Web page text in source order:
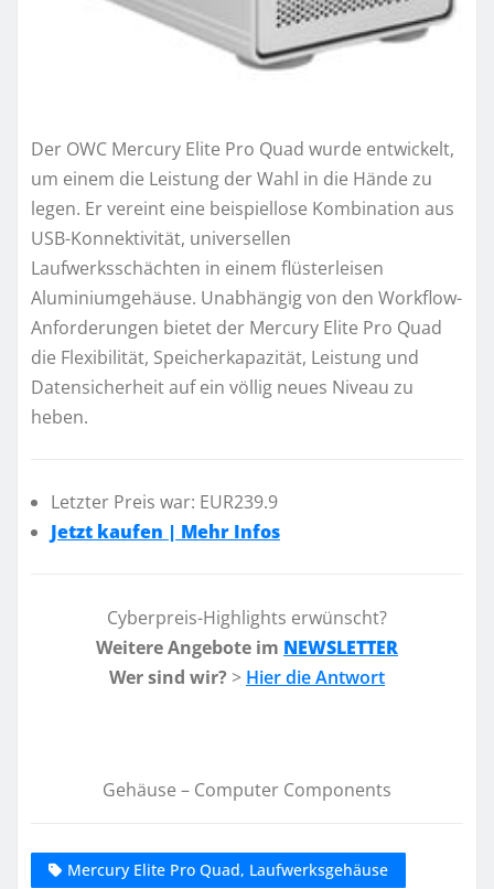
Der OWC Mercury Elite Pro Quad wurde entwickelt,
um einem die Leistung der Wahl in die Hände zu
legen. Er vereint eine beispiellose Kombination aus
USB-Konnektivität, universellen
Laufwerksschächten in einem flüsterleisen
Aluminiumgehäuse. Unabhängig von den Workflow-
Anforderungen bietet der Mercury Elite Pro Quad
die Flexibilität, Speicherkapazität, Leistung und
Datensicherheit auf ein völlig neues Niveau zu
heben.
Letzter Preis war: EUR239.9
Jetzt kaufen | Mehr Infos
Cyberpreis-Highlights erwünscht?
Weitere Angebote im NEWSLETTER
Wer sind wir? > Hier die Antwort
Gehäuse – Computer Components
Mercury Elite Pro Quad, Laufwerksgehäuse